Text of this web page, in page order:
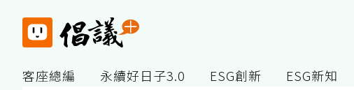
客座總編 永續好日子3.0 ESG創新 ESG新知